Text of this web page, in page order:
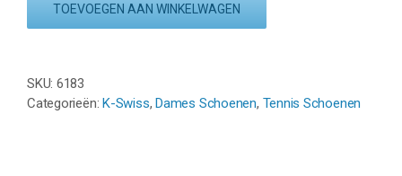
LIGHT
-
WIT/MINT/ROZE
TOEVOEGEN AAN WINKELWAGEN
SKU: 6183
Categorieën:K-Swiss,Dames Schoenen, Tennis Schoenen